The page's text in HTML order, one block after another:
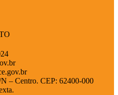
– Centro. CEP: 62400-000